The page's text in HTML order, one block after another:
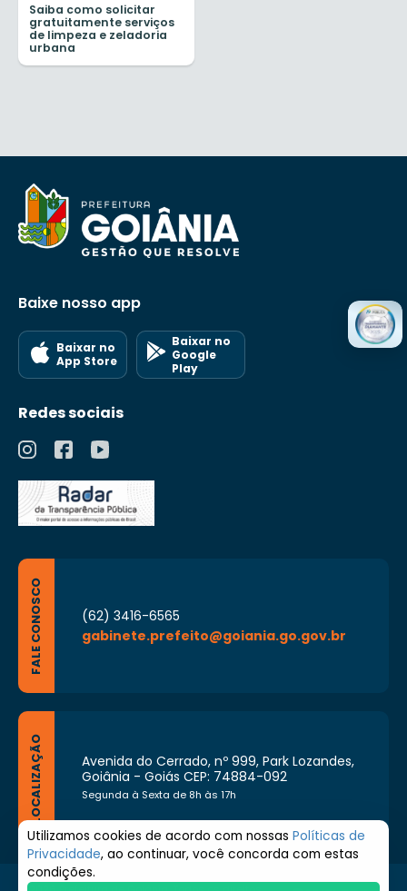
Saiba como solicitar
gratuitamente serviços
de limpeza e zeladoria
urbana
Baixe nosso app
Baixar no
App Store
Baixar no
Google
Play
Redes sociais
FALE CONOSCO
(62) 3416-6565
gabinete.prefeito@goiania.go.gov.br
LOCALIZAÇÃO
Avenida do Cerrado, nº 999, Park Lozandes,
Goiânia - Goiás CEP: 74884-092
Segunda à Sexta de 8h às 17h
Utilizamos cookies de acordo com nossas Políticas de
Privacidade, ao continuar, você concorda com estas
condições.